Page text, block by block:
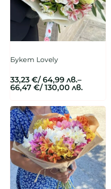
Букет Lovely
33,23 €/ 64,99 лв.–
66,47 €/ 130,00 лв.